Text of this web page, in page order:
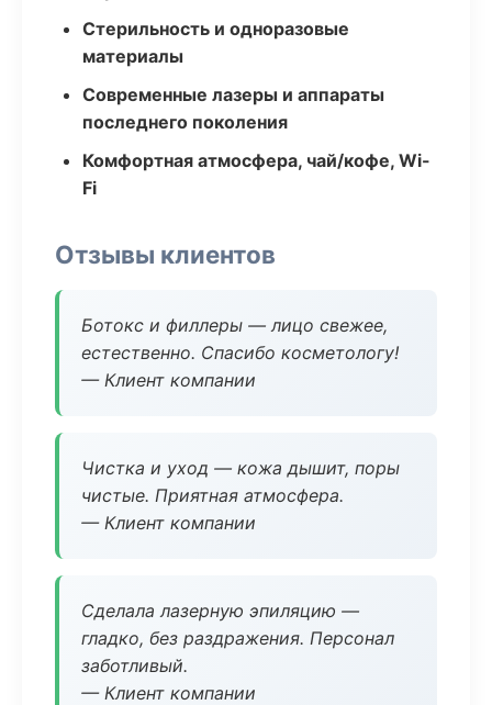
Стерильность и одноразовые
материалы
Современные лазеры и аппараты
последнего поколения
Комфортная атмосфера, чай/кофе, Wi-
Fi
Отзывы клиентов
Ботокс и филлеры — лицо свежее,
естественно. Спасибо косметологу!
— Клиент компании
Чистка и уход — кожа дышит, поры
чистые. Приятная атмосфера.
— Клиент компании
Сделала лазерную эпиляцию —
гладко, без раздражения. Персонал
заботливый.
— Клиент компании